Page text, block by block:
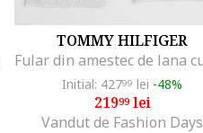
TOMMY HILFIGER
Initial: 42799 lei -48%
21999lei
Vandut de Fashion Days